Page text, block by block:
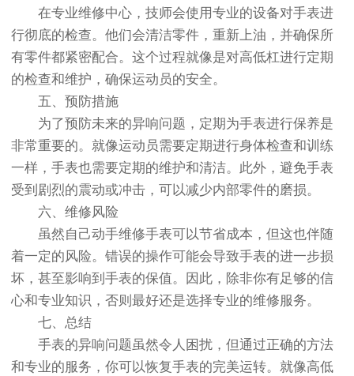
在专业维修中心，技师会使用专业的设备对手表进
行彻底的检查。他们会清洁零件，重新上油，并确保所
有零件都紧密配合。这个过程就像是对高低杠进行定期
的检查和维护，确保运动员的安全。
五、预防措施
为了预防未来的异响问题，定期为手表进行保养是
非常重要的。就像运动员需要定期进行身体检查和训练
一样，手表也需要定期的维护和清洁。此外，避免手表
受到剧烈的震动或冲击，可以减少内部零件的磨损。
六、维修风险
虽然自己动手维修手表可以节省成本，但这也伴随
着一定的风险。错误的操作可能会导致手表的进一步损
坏，甚至影响到手表的保值。因此，除非你有足够的信
心和专业知识，否则最好还是选择专业的维修服务。
七、总结
手表的异响问题虽然令人困扰，但通过正确的方法
和专业的服务，你可以恢复手表的完美运转。就像高低